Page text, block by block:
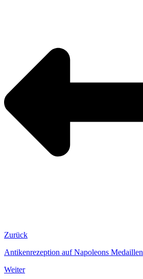
Zurück
Antikenrezeption auf Napoleons Medaillen
Weiter